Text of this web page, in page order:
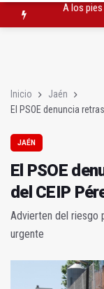
Sí había
Inicio
Jaén
El PSOE denuncia
JAÉN
El PSOE
del CEIP
Advierten del riesgo
urgente